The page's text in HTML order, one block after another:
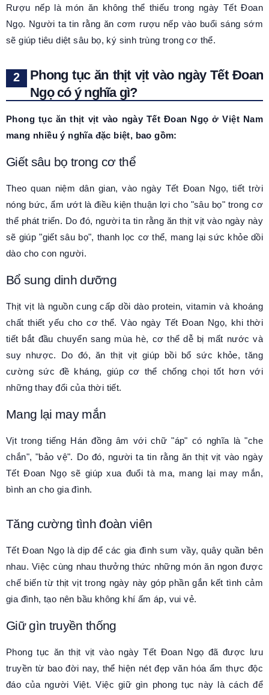
Rượu nếp là món ăn không thể thiếu trong ngày Tết Đoan
Ngọ. Người ta tin rằng ăn cơm rượu nếp vào buổi sáng sớm
sẽ giúp tiêu diệt sâu bọ, ký sinh trùng trong cơ thể.
Phong tục ăn thịt vịt vào ngày Tết Đoan
Ngọ có ý nghĩa gì?
Phong tục ăn thịt vịt vào ngày Tết Đoan Ngọ ở Việt Nam
mang nhiều ý nghĩa đặc biệt, bao gồm:
Giết sâu bọ trong cơ thể
Theo quan niệm dân gian, vào ngày Tết Đoan Ngọ, tiết trời
nóng bức, ẩm ướt là điều kiện thuận lợi cho "sâu bọ" trong cơ
thể phát triển. Do đó, người ta tin rằng ăn thịt vịt vào ngày này
sẽ giúp "giết sâu bọ", thanh lọc cơ thể, mang lại sức khỏe dồi
dào cho con người.
Bổ sung dinh dưỡng
Thịt vịt là nguồn cung cấp dồi dào protein, vitamin và khoáng
chất thiết yếu cho cơ thể. Vào ngày Tết Đoan Ngọ, khi thời
tiết bắt đầu chuyển sang mùa hè, cơ thể dễ bị mất nước và
suy nhược. Do đó, ăn thịt vịt giúp bồi bổ sức khỏe, tăng
cường sức đề kháng, giúp cơ thể chống chọi tốt hơn với
những thay đổi của thời tiết.
Mang lại may mắn
Vịt trong tiếng Hán đồng âm với chữ "áp" có nghĩa là "che
chắn", "bảo vệ". Do đó, người ta tin rằng ăn thịt vịt vào ngày
Tết Đoan Ngọ sẽ giúp xua đuổi tà ma, mang lại may mắn,
bình an cho gia đình.
Tăng cường tình đoàn viên
Tết Đoan Ngọ là dịp để các gia đình sum vầy, quây quần bên
nhau. Việc cùng nhau thưởng thức những món ăn ngon được
chế biến từ thịt vịt trong ngày này góp phần gắn kết tình cảm
gia đình, tạo nên bầu không khí ấm áp, vui vẻ.
Giữ gìn truyền thống
Phong tục ăn thịt vịt vào ngày Tết Đoan Ngọ đã được lưu
truyền từ bao đời nay, thể hiện nét đẹp văn hóa ẩm thực độc
đáo của người Việt. Việc giữ gìn phong tục này là cách để